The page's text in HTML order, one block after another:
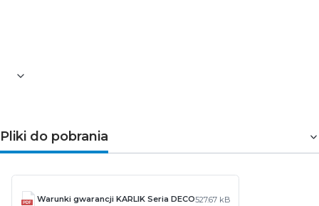
Pliki do pobrania
Warunki gwarancji KARLIK Seria DECO527.67 kB